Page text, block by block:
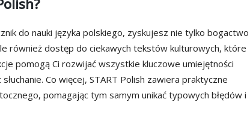
do nauki języka polskiego, zyskujesz nie tylko bogactwo
również dostęp do ciekawych tekstów kulturowych, które
pomogą Ci rozwijać wszystkie kluczowe umiejętności
Co więcej, START Polish zawiera praktyczne
pomagając tym samym unikać typowych błędów i